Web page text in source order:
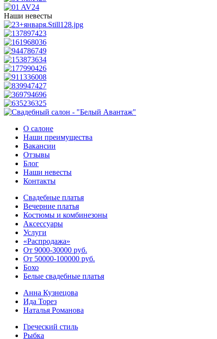
Наши невесты
О салоне
Наши преимущества
Вакансии
Отзывы
Блог
Наши невесты
Контакты
Свадебные платья
Вечерние платья
Костюмы и комбинезоны
Аксессуары
Услуги
«Распродажа»
От 9000-30000 руб.
От 50000-100000 руб.
Бохо
Белые свадебные платья
Анна Кузнецова
Ида Торез
Наталья Романова
Греческий стиль
Рыбка